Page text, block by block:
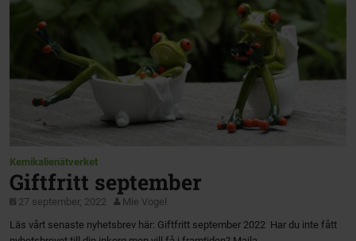
Kemikalienätverket
Giftfritt september
27 september, 2022
Mie Vogel
Läs vårt senaste nyhetsbrev här: Giftfritt september 2022 Har du inte fått